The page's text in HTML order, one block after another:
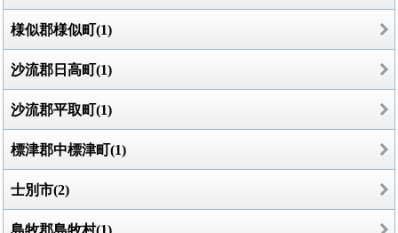
様似郡様似町(1)
沙流郡日高町(1)
沙流郡平取町(1)
標津郡中標津町(1)
士別市(2)
島牧郡島牧村(1)